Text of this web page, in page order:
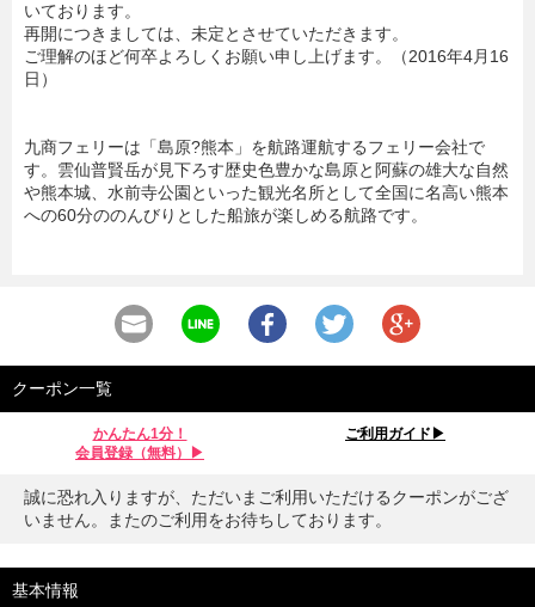
いております。
再開につきましては、未定とさせていただきます。
ご理解のほど何卒よろしくお願い申し上げます。（2016年4月16
日）
九商フェリーは「島原?熊本」を航路運航するフェリー会社で
す。雲仙普賢岳が見下ろす歴史色豊かな島原と阿蘇の雄大な自然
や熊本城、水前寺公園といった観光名所として全国に名高い熊本
への60分ののんびりとした船旅が楽しめる航路です。
クーポン一覧
かんたん1分！
会員登録（無料）▶︎
ご利用ガイド▶︎
誠に恐れ入りますが、ただいまご利用いただけるクーポンがござ
いません。またのご利用をお待ちしております。
基本情報